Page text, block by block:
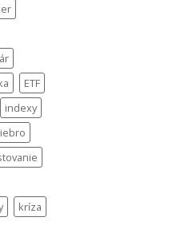
ETF
indexy
kríza